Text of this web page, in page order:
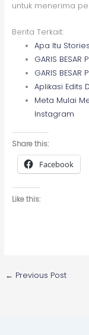
untuk menerima
Berita Terkait:
Apa Itu
GARIS BESAR
GARIS BESAR
Aplikasi Edits
Meta Mulai
Instagram
Share this:
Facebook
Like this:
← Previous Post